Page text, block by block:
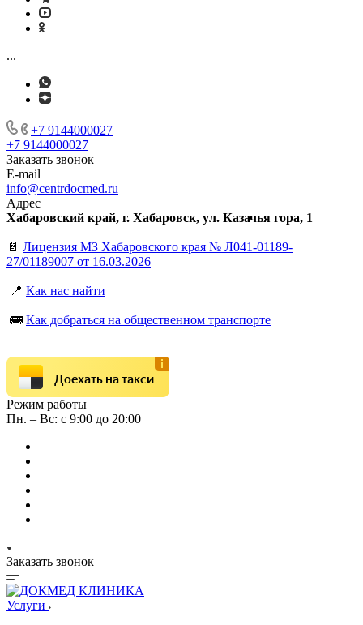
...
+7 9144000027
+7 9144000027
Заказать звонок
E-mail
info@centrdocmed.ru
Адрес
Хабаровский край, г. Хабаровск, ул. Казачья гора, 1
📄 Лицензия МЗ Хабаровского края № Л041-01189-
27/01189007 от 16.03.2026
📍 Как нас найти
🚌 Как добраться на общественном транспорте
Доехать на такси
Режим работы
Пн. – Вс: с 9:00 до 20:00
Заказать звонок
Услуги